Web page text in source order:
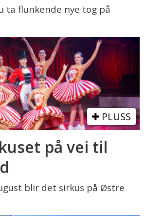
ta flunkende nye tog på
PLUSS
på vei til
blir det sirkus på Østre